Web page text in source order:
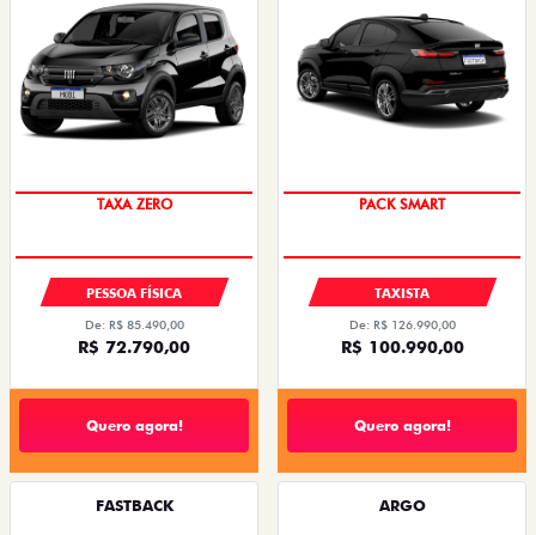
TAXA ZERO
PESSOA FÍSICA
De: R$ 85.490,00
R$ 72.790,00
Quero agora!
PACK SMART
TAXISTA
De: R$ 126.990,00
R$ 100.990,00
Quero agora!
FASTBACK ARGO